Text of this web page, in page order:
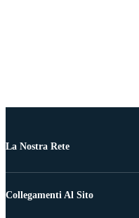
La Nostra Rete
Collegamenti Al Sito